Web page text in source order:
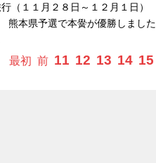
（１１月２８日～１２月１日）
熊本県予選で本黌が優勝しました
最初 前 11 12 13 14 15